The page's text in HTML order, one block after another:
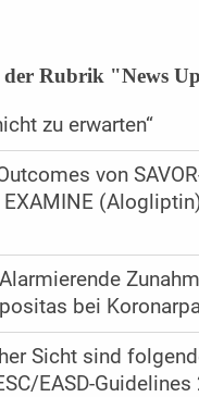
der Rubrik "News
zu erwarten“
von
bei
Sicht sind
EASD-Guidelines